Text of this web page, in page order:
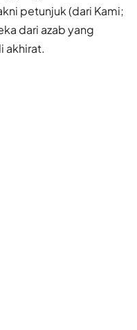
petunjuk (dari Kami;
dari azab yang
akhirat.